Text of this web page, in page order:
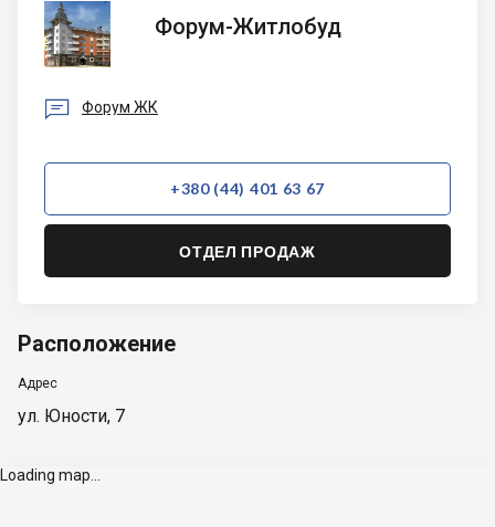
Форум-
Житлобуд
Форум-Житлобуд
 Форум ЖК
+380 (44) 401 63 67
ОТДЕЛ ПРОДАЖ
Расположение
Адрес
ул. Юности, 7
Loading map...